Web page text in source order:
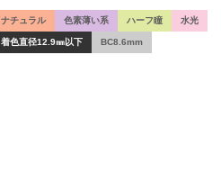
ナチュラル 色素薄い系 ハーフ瞳 水光
着色直径12.9㎜以下 BC8.6mm